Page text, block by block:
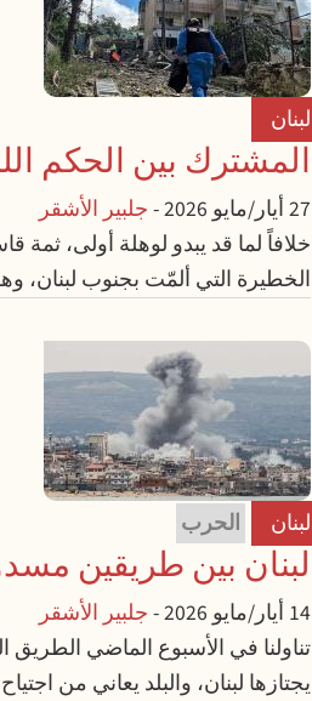
لبنان
المشترك بين الحكم
27 أيار/مايو 2026 - جلبير الأشقر
خلافاً لما قد يبدو لوهلة أولى،
الخطيرة التي ألمّت بجنوب لبنان،
لبنان الحرب
لبنان بين طريقين
14 أيار/مايو 2026 - جلبير الأشقر
تناولنا في الأسبوع الماضي الطريق
يجتازها لبنان، والبلد يعاني من اجتياح صهيوني